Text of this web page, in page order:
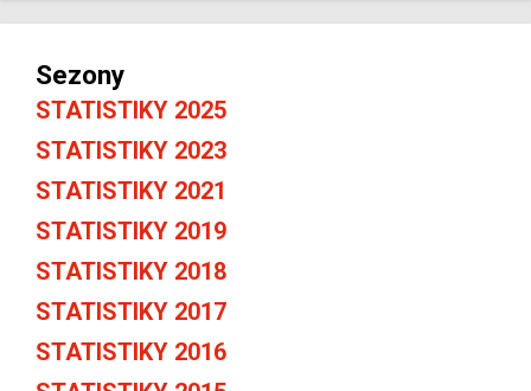
Sezony
STATISTIKY 2025
STATISTIKY 2023
STATISTIKY 2021
STATISTIKY 2019
STATISTIKY 2018
STATISTIKY 2017
STATISTIKY 2016